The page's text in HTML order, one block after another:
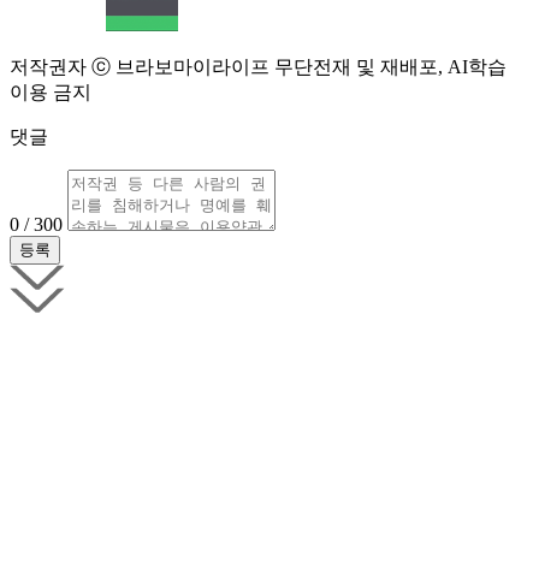
저작권자 ⓒ 브라보마이라이프 무단전재 및 재배포, AI학습
이용 금지
댓글
0 / 300